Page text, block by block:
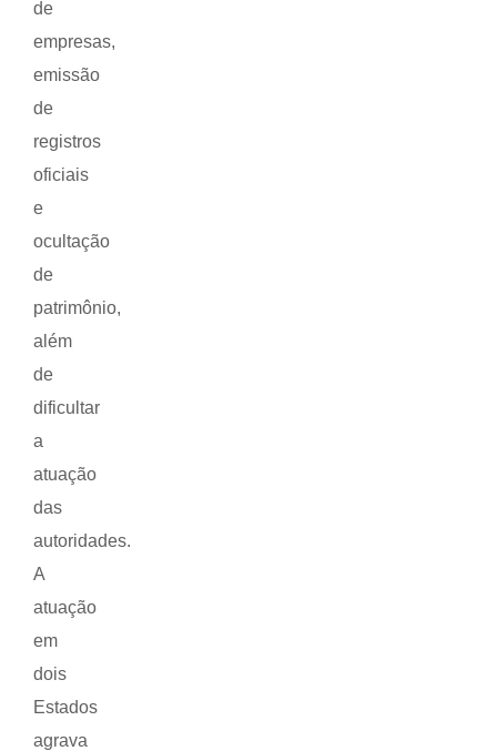
de
empresas,
emissão
de
registros
oficiais
e
ocultação
de
patrimônio,
além
de
dificultar
a
atuação
das
autoridades.
A
atuação
em
dois
Estados
agrava